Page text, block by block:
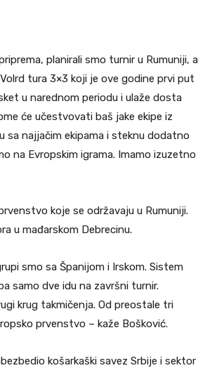
planirali smo turnir u Rumuniji, a
tura 3×3 koji je ove godine prvi put
u narednom periodu i ulaže dosta
će učestvovati baš jake ekipe iz
sa najjačim ekipama i steknu dodatno
na Evropskim igrama. Imamo izuzetno
koje se održavaju u Rumuniji.
u mađarskom Debrecinu.
smo sa Španijom i Irskom. Sistem
samo dve idu na završni turnir.
krug takmičenja. Od preostale tri
prvenstvo – kaže Bošković.
košarkaški savez Srbije i sektor